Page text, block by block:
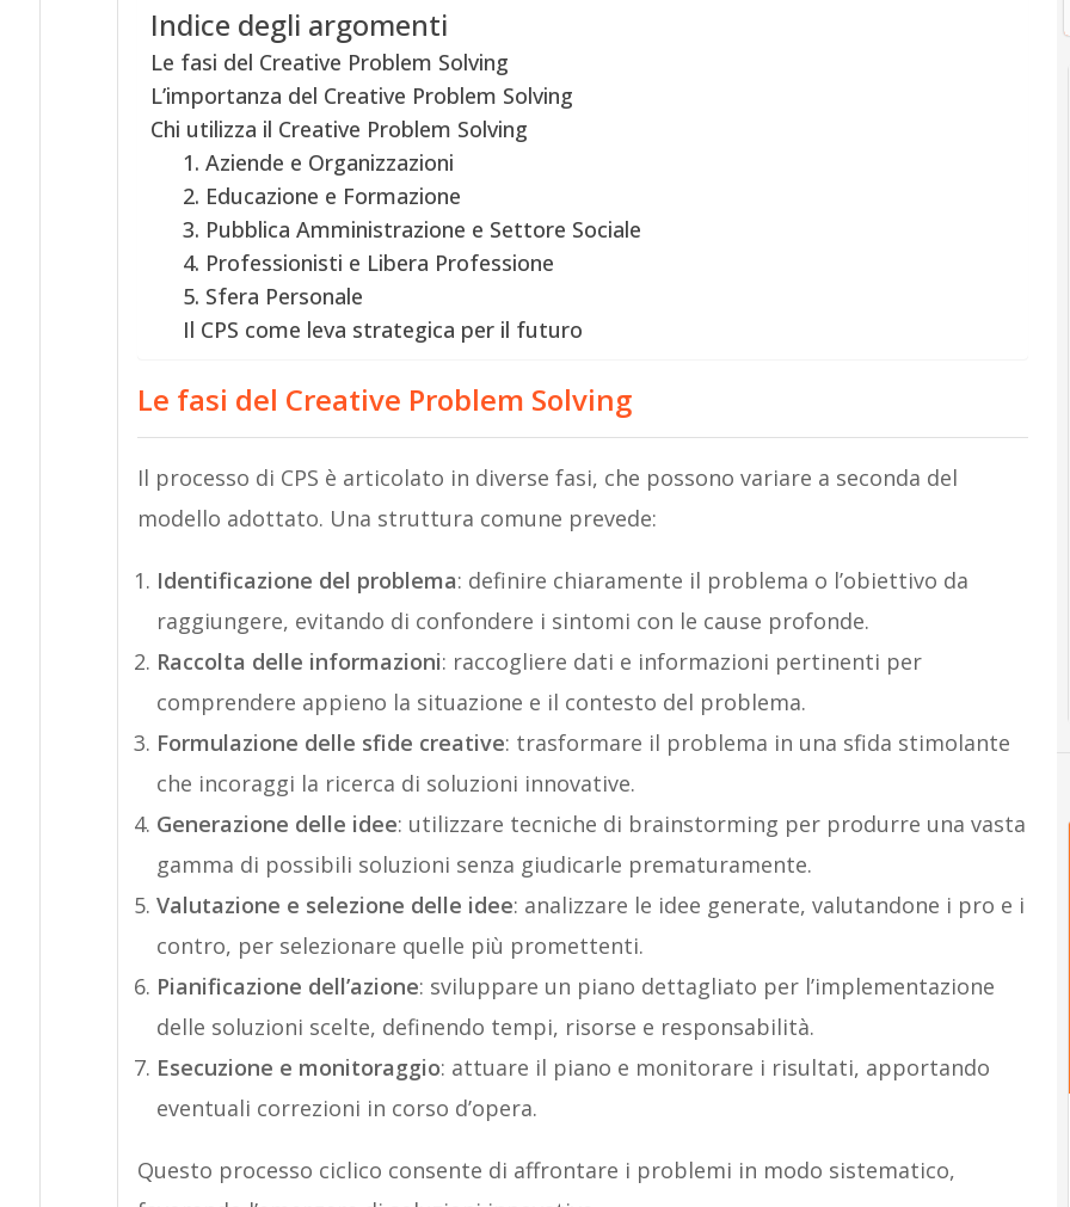
Indice degli argomenti
Le fasi del Creative Problem Solving
L’importanza del Creative Problem Solving
Chi utilizza il Creative Problem Solving
1. Aziende e Organizzazioni
2. Educazione e Formazione
3. Pubblica Amministrazione e Settore Sociale
4. Professionisti e Libera Professione
5. Sfera Personale
Il CPS come leva strategica per il futuro
Le fasi del Creative Problem Solving
Il processo di CPS è articolato in diverse fasi, che possono variare a seconda del
modello adottato. Una struttura comune prevede:
Identificazione del problema: definire chiaramente il problema o l’obiettivo da
raggiungere, evitando di confondere i sintomi con le cause profonde.
Raccolta delle informazioni: raccogliere dati e informazioni pertinenti per
comprendere appieno la situazione e il contesto del problema.
Formulazione delle sfide creative: trasformare il problema in una sfida stimolante
che incoraggi la ricerca di soluzioni innovative.
Generazione delle idee: utilizzare tecniche di brainstorming per produrre una vasta
gamma di possibili soluzioni senza giudicarle prematuramente.
Valutazione e selezione delle idee: analizzare le idee generate, valutandone i pro e i
contro, per selezionare quelle più promettenti.
Pianificazione dell’azione: sviluppare un piano dettagliato per l’implementazione
delle soluzioni scelte, definendo tempi, risorse e responsabilità.
Esecuzione e monitoraggio: attuare il piano e monitorare i risultati, apportando
eventuali correzioni in corso d’opera.
Questo processo ciclico consente di affrontare i problemi in modo sistematico,